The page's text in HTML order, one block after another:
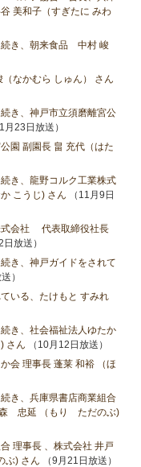
美和子（すぎたに みわ
続き、朝来食品 中村 峻
なかむら しゅん） さん
き、神戸市立須磨離宮公
月23日放送）
園 副園長 畠 充代（はた
き、龍野コルク工業株式
こうじ) さん （11月9日
式会社 代表取締役社長
日放送）
き、神戸ガイドをされて
）
いる、たけもと すみれ
き、社会福祉法人ゆたか
さん （10月12日放送）
会 理事長 蓬莱 和裕 （ほ
き、兵庫県書店商業組合
森 忠延 （もり ただのぶ)
理事長 、株式会社 井戸
) さん （9月21日放送）